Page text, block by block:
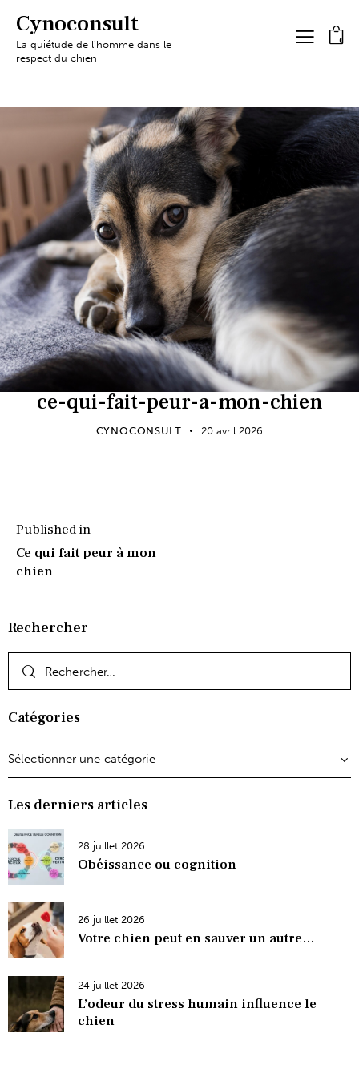
Cynoconsult
La quiétude de l'homme dans le
respect du chien
0
ce-qui-fait-peur-a-mon-chien
CYNOCONSULT 20 avril 2026
Published in
Ce qui fait peur à mon
chien
Rechercher
Catégories
Les derniers articles
28 juillet 2026
Obéissance ou cognition
26 juillet 2026
Votre chien peut en sauver un autre…
24 juillet 2026
L’odeur du stress humain influence le
chien